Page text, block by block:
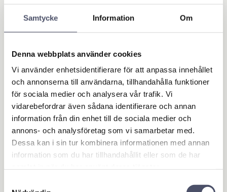
Samtycke Information Om
Denna webbplats använder cookies
Vi använder enhetsidentifierare för att anpassa innehållet
och annonserna till användarna, tillhandahålla funktioner
för sociala medier och analysera vår trafik. Vi
vidarebefordrar även sådana identifierare och annan
information från din enhet till de sociala medier och
annons- och analysföretag som vi samarbetar med.
Dessa kan i sin tur kombinera informationen med annan
information som du har tillhandahållit eller som de har
Hålbom Kat.1 Kubot
a eller liknande
A=615mm, B=475mm,
C=70mm, D=50mm, E=Kat.1
22mm (7/8"), F=12mm, G=5 hål.
Användbar längd: 575mm
426,00KR
Kabelskor - Blå - Set
med 280 st
nedan vad som ingår!
200,00KR